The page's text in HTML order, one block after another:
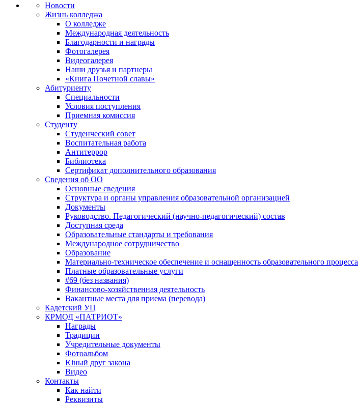
Новости
Жизнь колледжа
О колледже
Международная деятельность
Благодарности и награды
Фотогалерея
Видеогалерея
Наши друзья и партнеры
«Книга Почетной славы»
Абитуриенту
Специальности
Условия поступления
Приемная комиссия
Студенту
Студенческий совет
Воспитательная работа
Антитеррор
Библиотека
Сертификат дополнительного образования
Сведения об ОО
Основные сведения
Структура и органы управления образовательной организацией
Документы
Руководство. Педагогический (научно-педагогический) состав
Доступная среда
Образовательные стандарты и требования
Международное сотрудничество
Образование
Материально-техническое обеспечение и оснащенность образовательного процесса
Платные образовательные услуги
#69 (без названия)
Финансово-хозяйственная деятельность
Вакантные места для приема (перевода)
Кадетский УЦ
КРМОД «ПАТРИОТ»
Награды
Традиции
Учредительные документы
Фотоальбом
Юный друг закона
Видео
Контакты
Как найти
Реквизиты